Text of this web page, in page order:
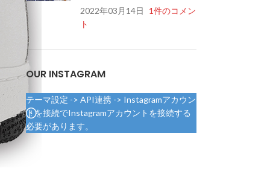
2022年03月14日
1件のコメン
ト
OUR INSTAGRAM
テーマ設定 -> API連携 -> Instagramアカウン
トを接続でInstagramアカウントを接続する
必要があります。